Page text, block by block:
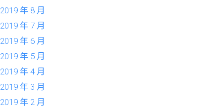
2019 年 8 月
2019 年 7 月
2019 年 6 月
2019 年 5 月
2019 年 4 月
2019 年 3 月
2019 年 2 月